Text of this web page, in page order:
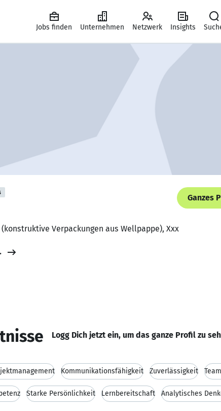
Jobs finden Unternehmen Netzwerk Insights
Ganzes
Verpackungen aus Wellpappe), Xxx
Logg Dich jetzt ein, um das ganze Profil zu
Kommunikationsfähigkeit Zuverlässigkeit
Starke Persönlichkeit Lernbereitschaft Analytisches